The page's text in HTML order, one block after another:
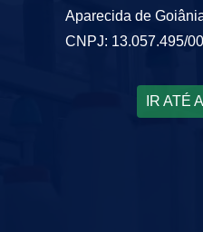
Aparecida de
CNPJ: 13.057.495/
IR ATÉ